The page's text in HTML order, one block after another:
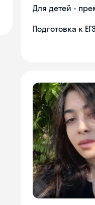
Для детей -
Подготовка к